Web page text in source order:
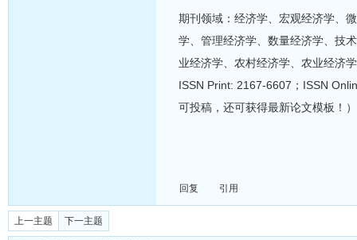
期刊领域：经济学、宏观经济学、
学、管理经济学、数量经济学、技
业经济学、农村经济学、农业经济
ISSN Print: 2167-6607；ISSN
可投稿，还可获得最新论文模板！）
回复 引用
上一主题 下一主题